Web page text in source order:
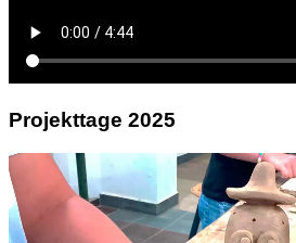
Projekttage 2025